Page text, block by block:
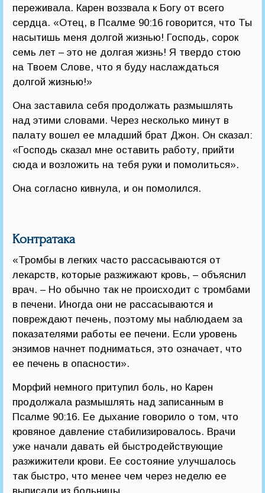
переживала. Карен воззвала к Богу от всего
сердца. «Отец, в Псалме 90:16 говорится, что Ты
насытишь меня долгой жизнью! Господь, сорок
семь лет – это не долгая жизнь! Я твердо стою
на Твоем Слове, что я буду наслаждаться
долгой жизнью!»
Она заставила себя продолжать размышлять
над этими словами. Через несколько минут в
палату вошел ее младший брат Джон. Он сказал:
«Господь сказал мне оставить работу, прийти
сюда и возложить на тебя руки и помолиться».
Она согласно кивнула, и он помолился.
Контратака
«Тромбы в легких часто рассасываются от
лекарств, которые разжижают кровь, – объяснил
врач. – Но обычно так не происходит с тромбами
в печени. Иногда они не рассасываются и
повреждают печень, поэтому мы наблюдаем за
показателями работы ее печени. Если уровень
энзимов начнет подниматься, это означает, что
ее печень в опасности».
Морфий немного притупил боль, но Карен
продолжала размышлять над записанным в
Псалме 90:16. Ее дыхание говорило о том, что
кровяное давление стабилизировалось. Врачи
уже начали давать ей быстродействующие
разжижители крови. Ее состояние улучшалось
так быстро, что менее чем через неделю ее